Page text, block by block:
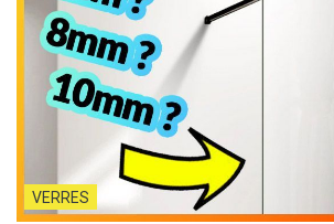
VERRES